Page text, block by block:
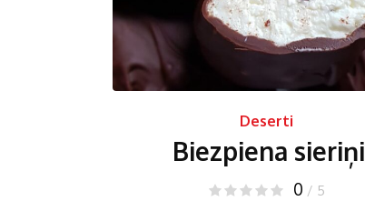
Deserti
Biezpiena sieriņi
0 / 5